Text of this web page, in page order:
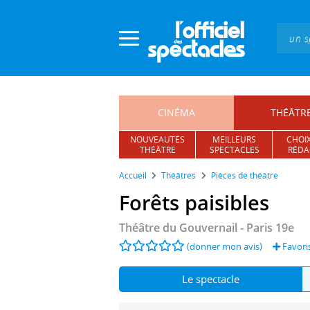
CINÉMA
NOUVEAUTÉS
THÉÂTRE
MEILLEURS
SPECTACLES
Accueil Théâtres Pièces de théâtre
Forêts paisibles
Théâtre du Gouvernail - Paris 19e
(donner mon avis)
Le spectacle